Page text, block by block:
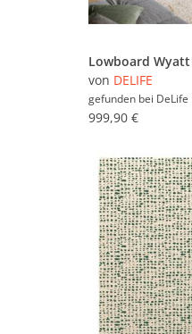
von DELIFE
gefunden bei DeLife
999,90 €